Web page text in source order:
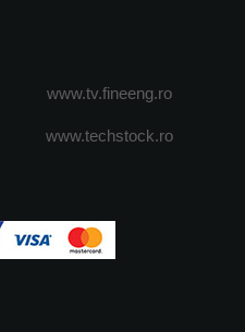
www.tv.fineeng.ro
www.techstock.ro